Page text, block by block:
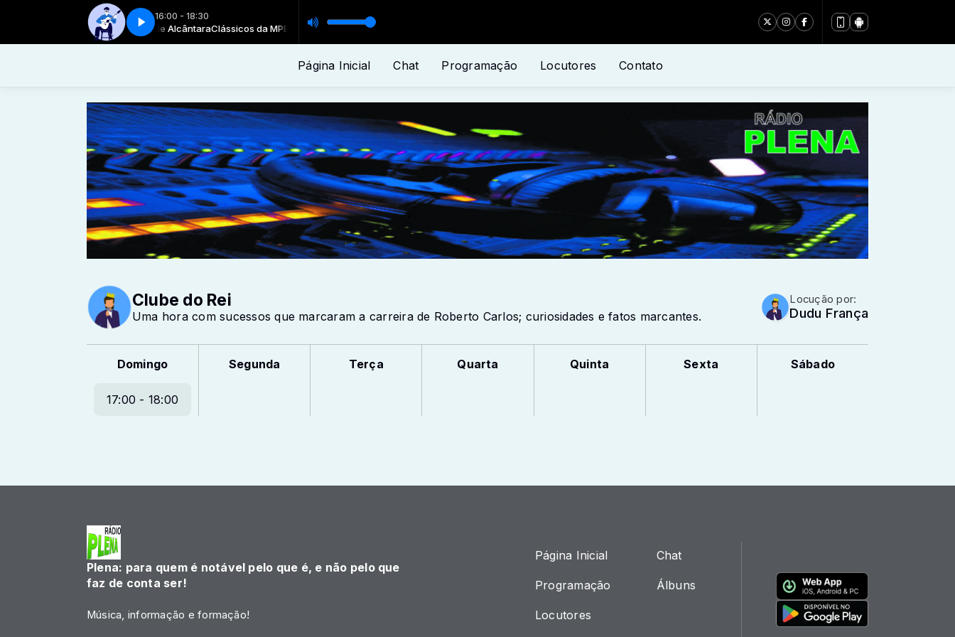
16:00 - 18:30
Clássicos da MPB com Danielle AlcântaraClássicos da MPB com Danielle Alcântara
Clássicos da MPB - Parte 3 Clássicos da MPB - Parte 3
Página Inicial Chat Programação Locutores Contato
Clube do Rei
Uma hora com sucessos que marcaram a carreira de Roberto Carlos; curiosidades e fatos marcantes.
Locução por:
Dudu França
Domingo
17:00 - 18:00
Segunda Terça Quarta Quinta Sexta Sábado
Plena: para quem é notável pelo que é, e não pelo que
faz de conta ser!
Música, informação e formação!
Página Inicial
Programação
Locutores
Chat
Álbuns